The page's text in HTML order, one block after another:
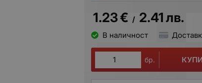
1.23€ / 2.41лв.
В наличност
бр.